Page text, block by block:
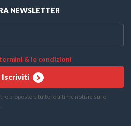
NEWSLETTER
& le condizioni
Iscriviti
proposte e tutte le ultime notizie sulle